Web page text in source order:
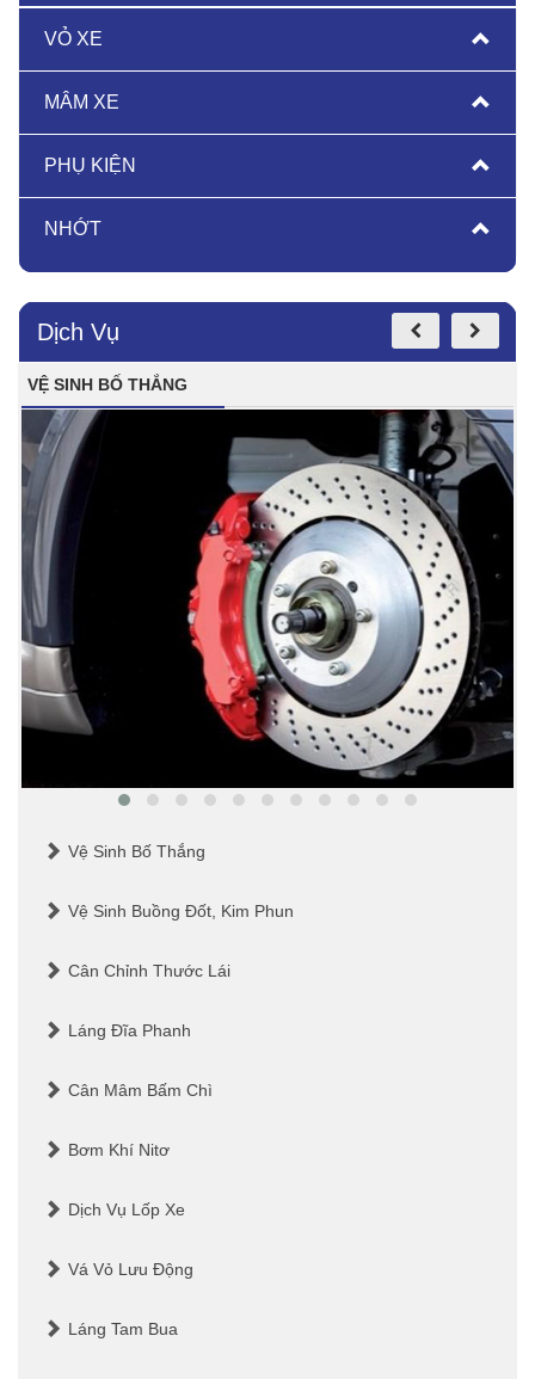
VỎ XE
MÂM XE
PHỤ KIỆN
NHỚT
Dịch Vụ
VỆ SINH BỐ THẮNG
Vệ Sinh Bố Thắng
Vệ Sinh Buồng Đốt, Kim Phun
Cân Chỉnh Thước Lái
Láng Đĩa Phanh
Cân Mâm Bấm Chì
Bơm Khí Nitơ
Dịch Vụ Lốp Xe
Vá Vỏ Lưu Động
Láng Tam Bua